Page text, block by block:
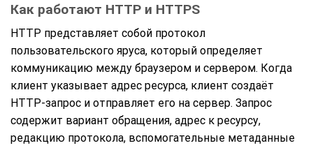
Как работают HTTP и HTTPS
HTTP представляет собой протокол
пользовательского яруса, который определяет
коммуникацию между браузером и сервером. Когда
клиент указывает адрес ресурса, клиент создаёт
HTTP-запрос и отправляет его на сервер. Запрос
содержит вариант обращения, адрес к ресурсу,
редакцию протокола, вспомогательные метаданные